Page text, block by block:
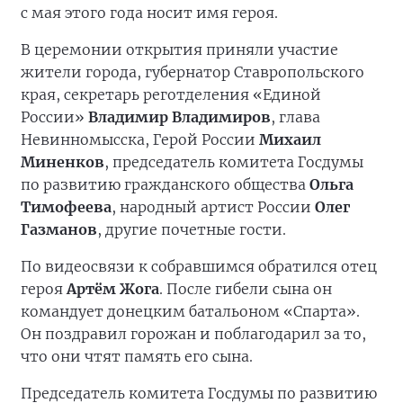
с мая этого года носит имя героя.
В церемонии открытия приняли участие
жители города, губернатор Ставропольского
края, секретарь реготделения «Единой
России» Владимир Владимиров, глава
Невинномысска, Герой России Михаил
Миненков, председатель комитета Госдумы
по развитию гражданского общества Ольга
Тимофеева, народный артист России Олег
Газманов, другие почетные гости.
По видеосвязи к собравшимся обратился отец
герояАртём Жога. После гибели сына он
командует донецким батальоном «Спарта».
Он поздравил горожан и поблагодарил за то,
что они чтят память его сына.
Председатель комитета Госдумы по развитию